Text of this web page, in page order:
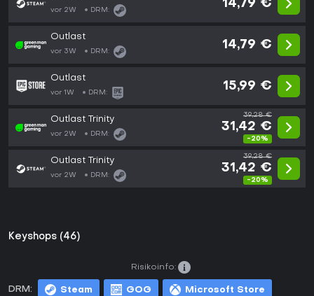
vor 2W DRM:
14,79 €
Outlast
vor 3W DRM:
14,79 €
Outlast
vor 1W DRM:
15,99 €
Outlast Trinity
vor 2W DRM:
39,28 €
31,42 €
-20%
Outlast Trinity
vor 2W DRM:
39,28 €
31,42 €
-20%
Keyshops (46)
DRM: Steam GOG Microsoft Store
Risikoinfo: